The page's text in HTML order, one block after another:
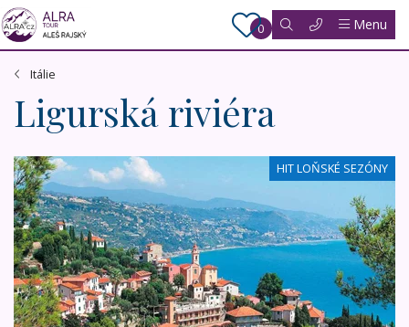
0 Menu
Itálie
Ligurská riviéra
HIT LOŇSKÉ SEZÓNY
Francouzská a palmová Ligurská riviéra